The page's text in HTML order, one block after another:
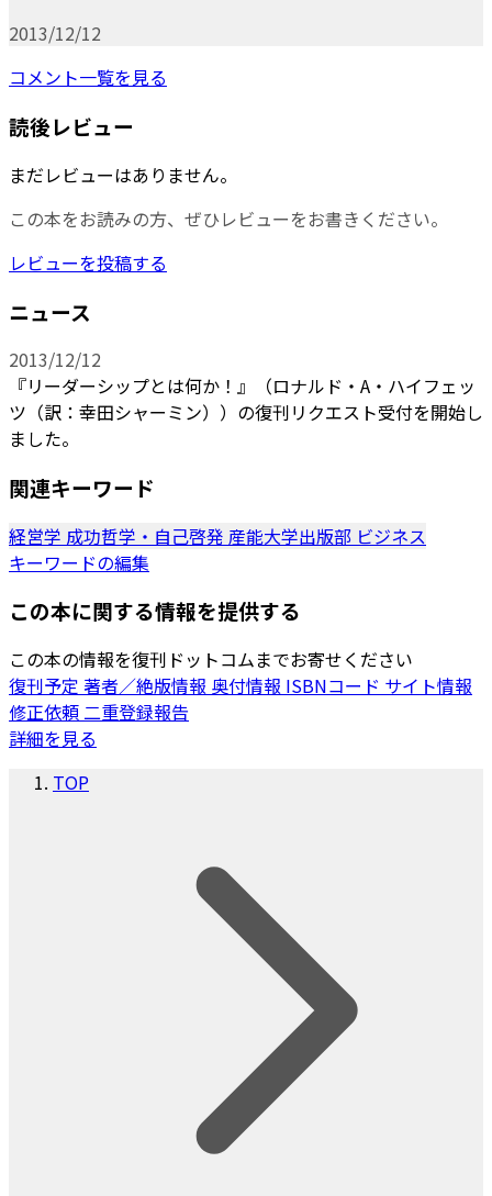
2013/12/12
コメント一覧を見る
読後レビュー
まだレビューはありません。
この本をお読みの方、ぜひレビューをお書きください。
レビューを投稿する
ニュース
2013/12/12
『リーダーシップとは何か！』（ロナルド・A・ハイフェッ
ツ（訳：幸田シャーミン））の復刊リクエスト受付を開始し
ました。
関連キーワード
経営学 成功哲学・自己啓発 産能大学出版部 ビジネス
キーワードの編集
この本に関する情報を提供する
この本の情報を復刊ドットコムまでお寄せください
復刊予定 著者／絶版情報 奥付情報 ISBNコード サイト情報
修正依頼二重登録報告
詳細を見る
TOP